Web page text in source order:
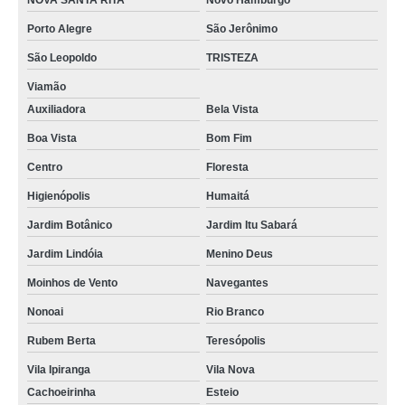
coberturas pergolados vidro Nossa Sra das Graças
orçamento para cobertura de vidro temperado Cachoeirinha
quanto custa cobertura de vidro para pergolado São Leopoldo
cobertura de vidro para varanda preços CAVALHADA
coberturas vidro Teresópolis
orçamento para cobertura de vidro Olaria
cobertura com vidro temperado Auxiliadora
cobertura vidro temperado preços Fátima
quanto custa cobertura em vidro temperado São José
coberturas com vidro temperado Jardim Botânico
orçamento para cobertura de vidro temperado Olaria
quanto custa cobertura pergolado vidro Olaria
Porto Alegre São Jerônimo
São Leopoldo TRISTEZA
Viamão
Auxiliadora
Bela Vista
Boa Vista Bom Fim
Centro Floresta
Higienópolis Humaitá
Jardim Botânico Jardim Itu Sabará
Jardim Lindóia Menino Deus
Moinhos de Vento Navegantes
Nonoai Rio Branco
Rubem Berta Teresópolis
Vila Ipiranga
Vila Nova
Cachoeirinha
Esteio